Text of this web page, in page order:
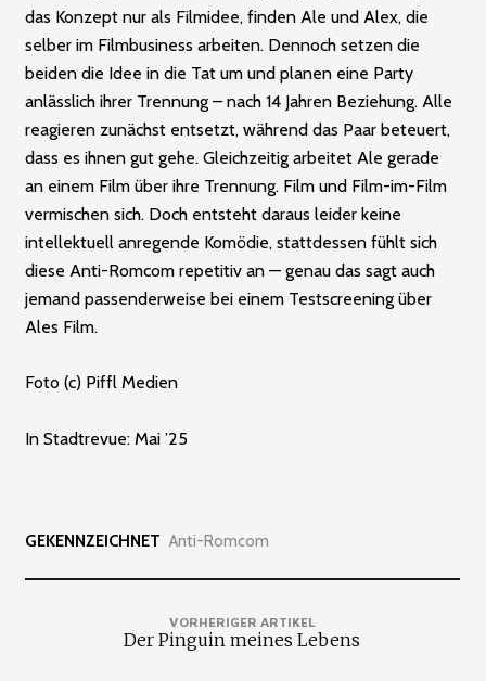
das Konzept nur als Filmidee, finden Ale und Alex, die
selber im Filmbusiness arbeiten. Dennoch setzen die
beiden die Idee in die Tat um und planen eine Party
anlässlich ihrer Trennung – nach 14 Jahren Beziehung. Alle
reagieren zunächst entsetzt, während das Paar beteuert,
dass es ihnen gut gehe. Gleichzeitig arbeitet Ale gerade
an einem Film über ihre Trennung. Film und Film-im-Film
vermischen sich. Doch entsteht daraus leider keine
intellektuell anregende Komödie, stattdessen fühlt sich
diese Anti-Romcom repetitiv an — genau das sagt auch
jemand passenderweise bei einem Testscreening über
Ales Film.
Foto (c) Piffl Medien
In Stadtrevue: Mai ’25
GEKENNZEICHNET Anti-Romcom
VORHERIGER ARTIKEL
Der Pinguin meines Lebens